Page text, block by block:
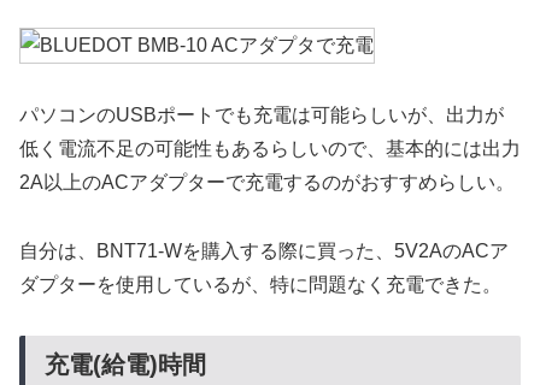
パソコンのUSBポートでも充電は可能らしいが、出力が
低く電流不足の可能性もあるらしいので、基本的には出力
2A以上のACアダプターで充電するのがおすすめらしい。
自分は、BNT71-Wを購入する際に買った、5V2AのACア
ダプターを使用しているが、特に問題なく充電できた。
充電(給電)時間